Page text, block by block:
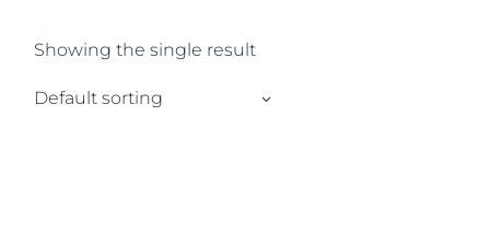
Showing the single result
Default sorting